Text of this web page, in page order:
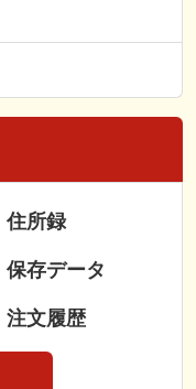
住所録
保存データ
注文履歴